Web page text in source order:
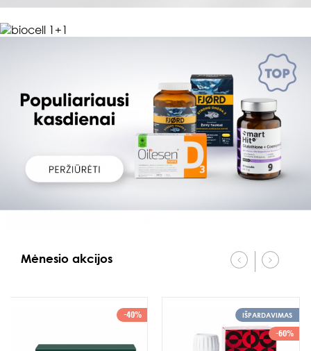
Mėnesio akcijos
-40% IŠPARDAVIMAS
-60%